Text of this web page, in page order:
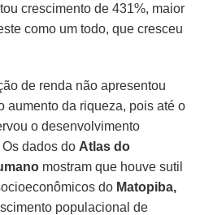
crescimento de 431%, maior
como um todo, que cresceu
de renda não apresentou
aumento da riqueza, pois até o
o desenvolvimento
dados do Atlas do
mostram que houve sutil
do Matopiba,
populacional de